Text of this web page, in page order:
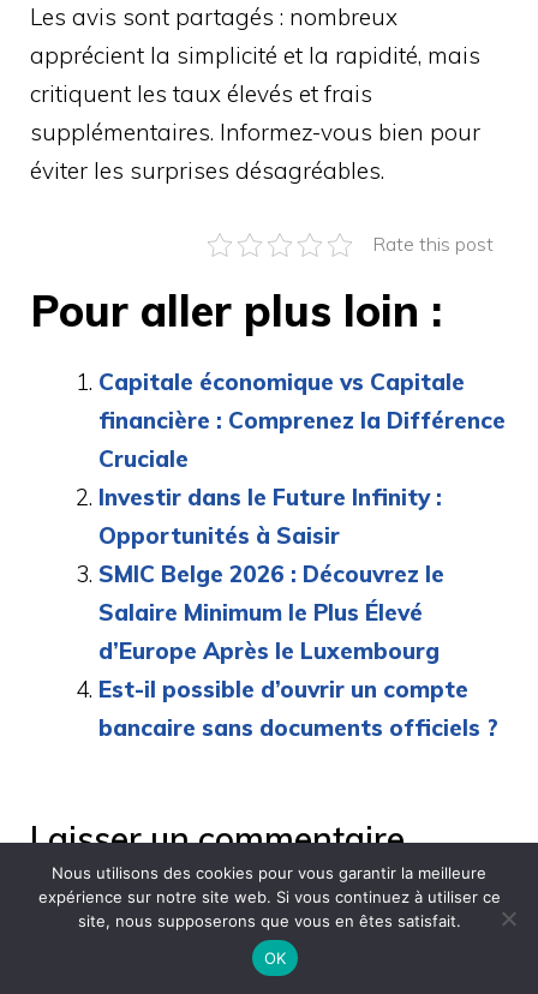
Les avis sont partagés : nombreux
apprécient la simplicité et la rapidité, mais
critiquent les taux élevés et frais
supplémentaires. Informez-vous bien pour
éviter les surprises désagréables.
Rate this post
Pour aller plus loin :
Capitale économique vs Capitale
financière : Comprenez la Différence
Cruciale
Investir dans le Future Infinity :
Opportunités à Saisir
SMIC Belge 2026 : Découvrez le
Salaire Minimum le Plus Élevé
d’Europe Après le Luxembourg
Est-il possible d’ouvrir un compte
bancaire sans documents officiels ?
Laisser un commentaire
Commentaire
Nous utilisons des cookies pour vous garantir la meilleure
expérience sur notre site web. Si vous continuez à utiliser ce
site, nous supposerons que vous en êtes satisfait.
OK